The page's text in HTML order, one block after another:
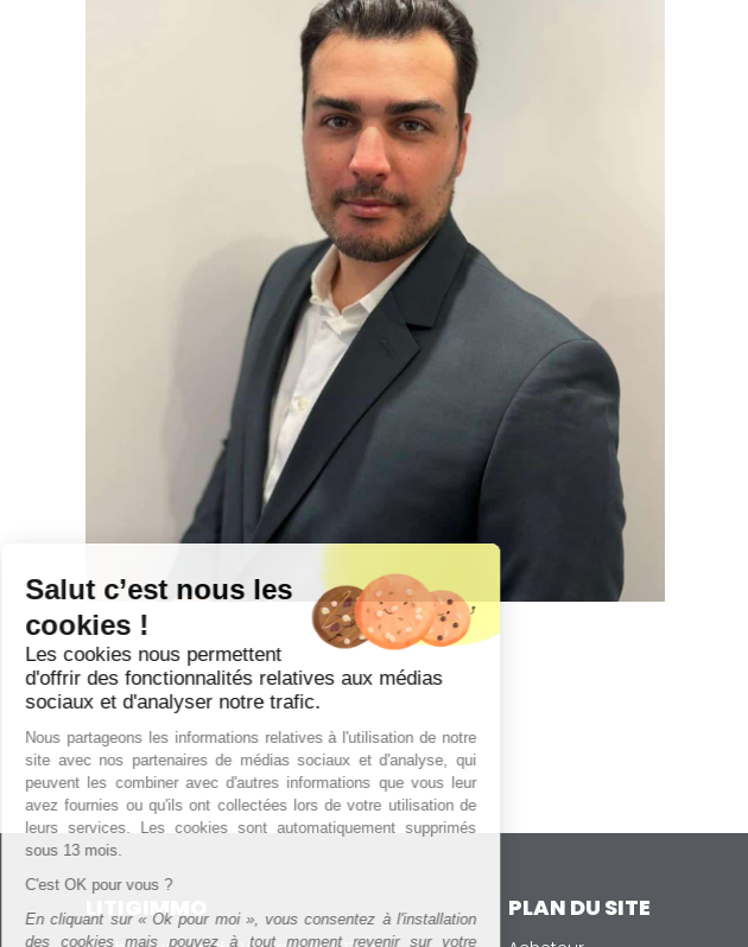
LITIGIMMO PLAN DU SITE
Salut c’est nous les
cookies !
Les cookies nous permettent
d'offrir des fonctionnalités relatives aux médias
sociaux et d'analyser notre trafic.
Nous partageons les informations relatives à l'utilisation de notre
site avec nos partenaires de médias sociaux et d'analyse, qui
peuvent les combiner avec d'autres informations que vous leur
avez fournies ou qu'ils ont collectées lors de votre utilisation de
leurs services. Les cookies sont automatiquement supprimés
sous 13 mois.
C'est OK pour vous ?
En cliquant sur « Ok pour moi », vous consentez à l'installation
des cookies mais pouvez à tout moment revenir sur votre